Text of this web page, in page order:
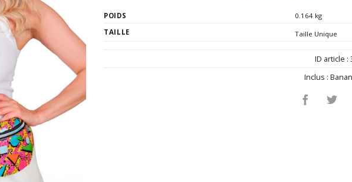
POIDS
0.164 kg
TAILLE
Taille Unique
ID article :
Inclus :